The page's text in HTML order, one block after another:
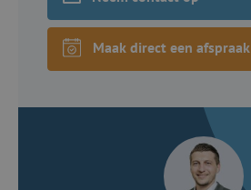
Maak direct een afspraak